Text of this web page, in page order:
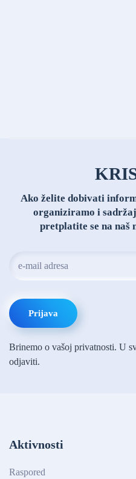
Ako želite dobivati
organiziramo i
pretplatite se na naš
Prijava
Brinemo o vašoj privatnosti. U
odjaviti.
Aktivnosti
Raspored